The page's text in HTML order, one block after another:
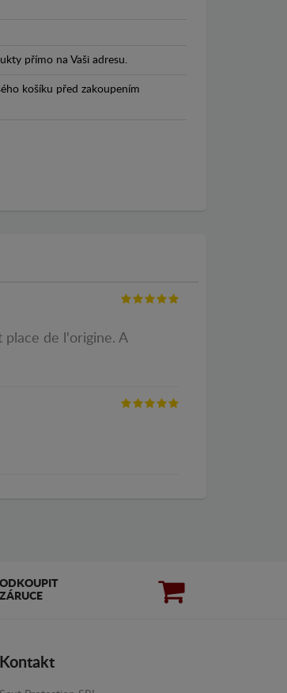
přímo na Vaši adresu.
košíku před zakoupením
place de l'origine. A
ODKOUPIT
ZÁRUCE
Kontakt